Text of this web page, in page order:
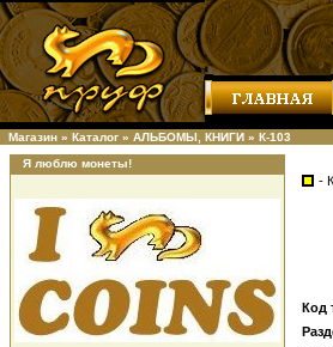
Магазин » Каталог » АЛЬБОМЫ, КНИГИ » К-103
Я люблю монеты!
-
Код